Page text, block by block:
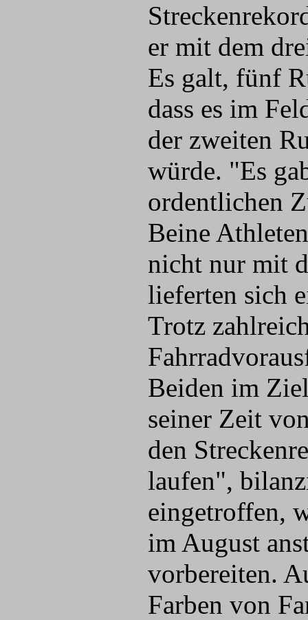
er mit dem
Es galt, fünf
dass es im
der zweiten
würde. "Es
ordentlichen
Beine
nicht nur mit
lieferten sich
Trotz
Beiden im
seiner Zeit
den
laufen",
eingetroffen,
im August
vorbereiten.
Farben von